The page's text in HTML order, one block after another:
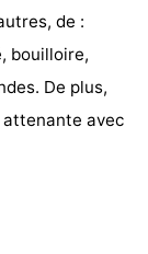
de :
bouilloire,
De plus,
avec